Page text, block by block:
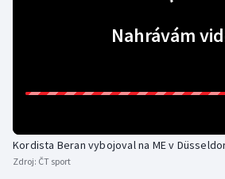
Sportovní střelba
Nahrávám
Kordista Beran vybojoval na ME v
Zdroj: ČT sport